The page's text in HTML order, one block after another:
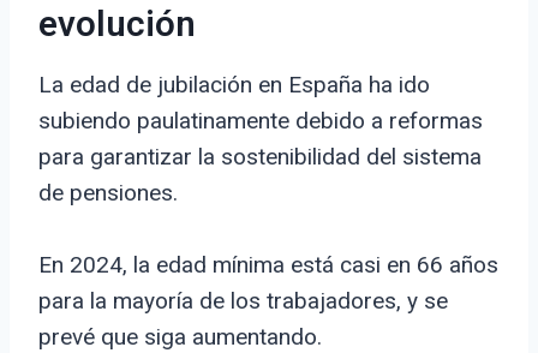
evolución
La edad de jubilación en España ha ido
subiendo paulatinamente debido a reformas
para garantizar la sostenibilidad del sistema
de pensiones.
En 2024, la edad mínima está casi en 66 años
para la mayoría de los trabajadores, y se
prevé que siga aumentando.